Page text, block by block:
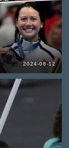
2024-08-12